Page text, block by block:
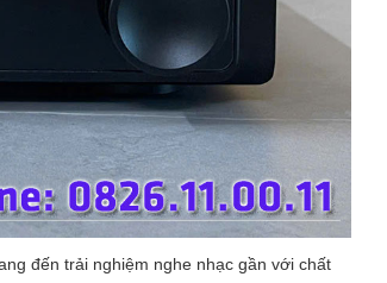
đến trải nghiệm nghe nhạc gần với chất